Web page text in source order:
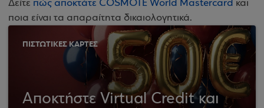
Δείτε πώς αποκτάτε COSMOTE World Mastercard και
ποια είναι τα απαραίτητα δικαιολογητικά.
ΠΙΣΤΩΤΙΚΕΣ ΚΑΡΤΕΣ
Αποκτήστε Virtual Credit και